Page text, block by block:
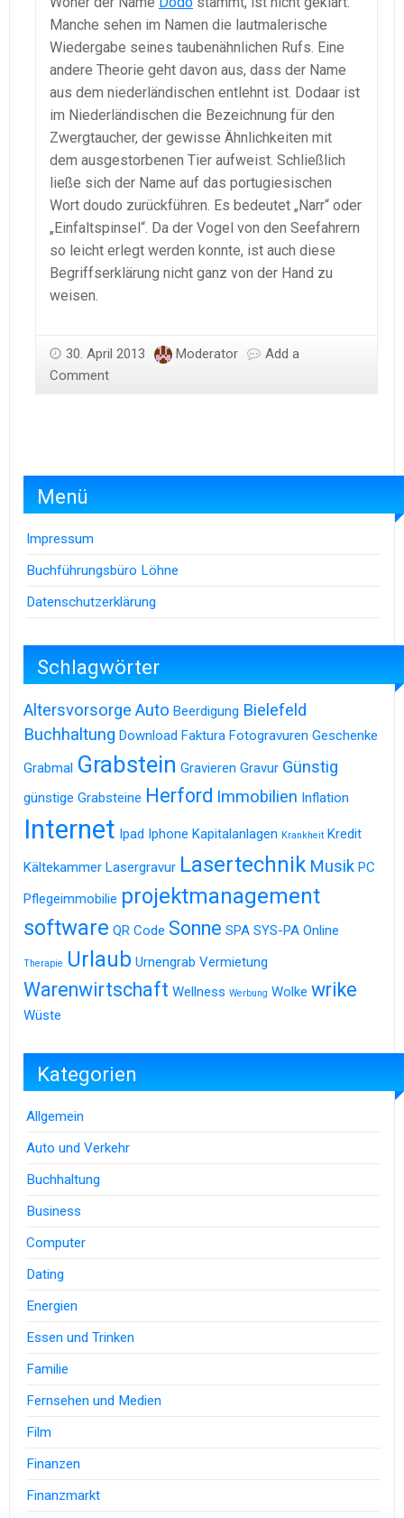
Manche sehen im Namen die lautmalerische
Wiedergabe seines taubenähnlichen Rufs. Eine
andere Theorie geht davon aus, dass der Name
aus dem niederländischen entlehnt ist. Dodaar ist
im Niederländischen die Bezeichnung für den
Zwergtaucher, der gewisse Ähnlichkeiten mit
dem ausgestorbenen Tier aufweist. Schließlich
ließe sich der Name auf das portugiesischen
Wort doudo zurückführen. Es bedeutet „Narr“ oder
„Einfaltspinsel“. Da der Vogel von den Seefahrern
so leicht erlegt werden konnte, ist auch diese
Begriffserklärung nicht ganz von der Hand zu
weisen.
30. April 2013 Moderator
Add a
Comment
Menü
Impressum
Buchführungsbüro Löhne
Datenschutzerklärung
Schlagwörter
Altersvorsorge Auto Beerdigung Bielefeld
Buchhaltung Download Faktura Fotogravuren Geschenke
Grabmal Grabstein Gravieren Gravur Günstig
günstige Grabsteine Herford Immobilien Inflation
Internet Ipad Iphone Kapitalanlagen Krankheit Kredit
Kältekammer Lasergravur Lasertechnik Musik PC
Pflegeimmobilie projektmanagement
software QR Code Sonne SPA SYS-PA Online
Therapie Urlaub Urnengrab Vermietung
Warenwirtschaft Wellness Werbung Wolke wrike
Wüste
Kategorien
Allgemein
Auto und Verkehr
Buchhaltung
Business
Computer
Dating
Energien
Essen und Trinken
Familie
Fernsehen und Medien
Film
Finanzen
Finanzmarkt